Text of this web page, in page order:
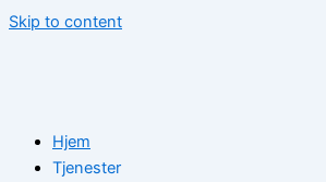
Skip to content
Hjem
Tjenester